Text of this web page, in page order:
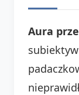
Aura